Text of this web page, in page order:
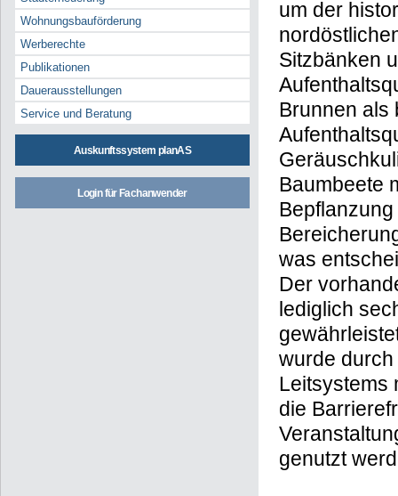
Wohnungsbauförderung
Werberechte
Publikationen
Dauerausstellungen
Service und Beratung
Auskunftssystem planAS
Login für Fachanwender
um der
Sitzbänken
Brunnen als
Baumbeete
was
Der
lediglich
wurde
Leitsystems
die
genutzt